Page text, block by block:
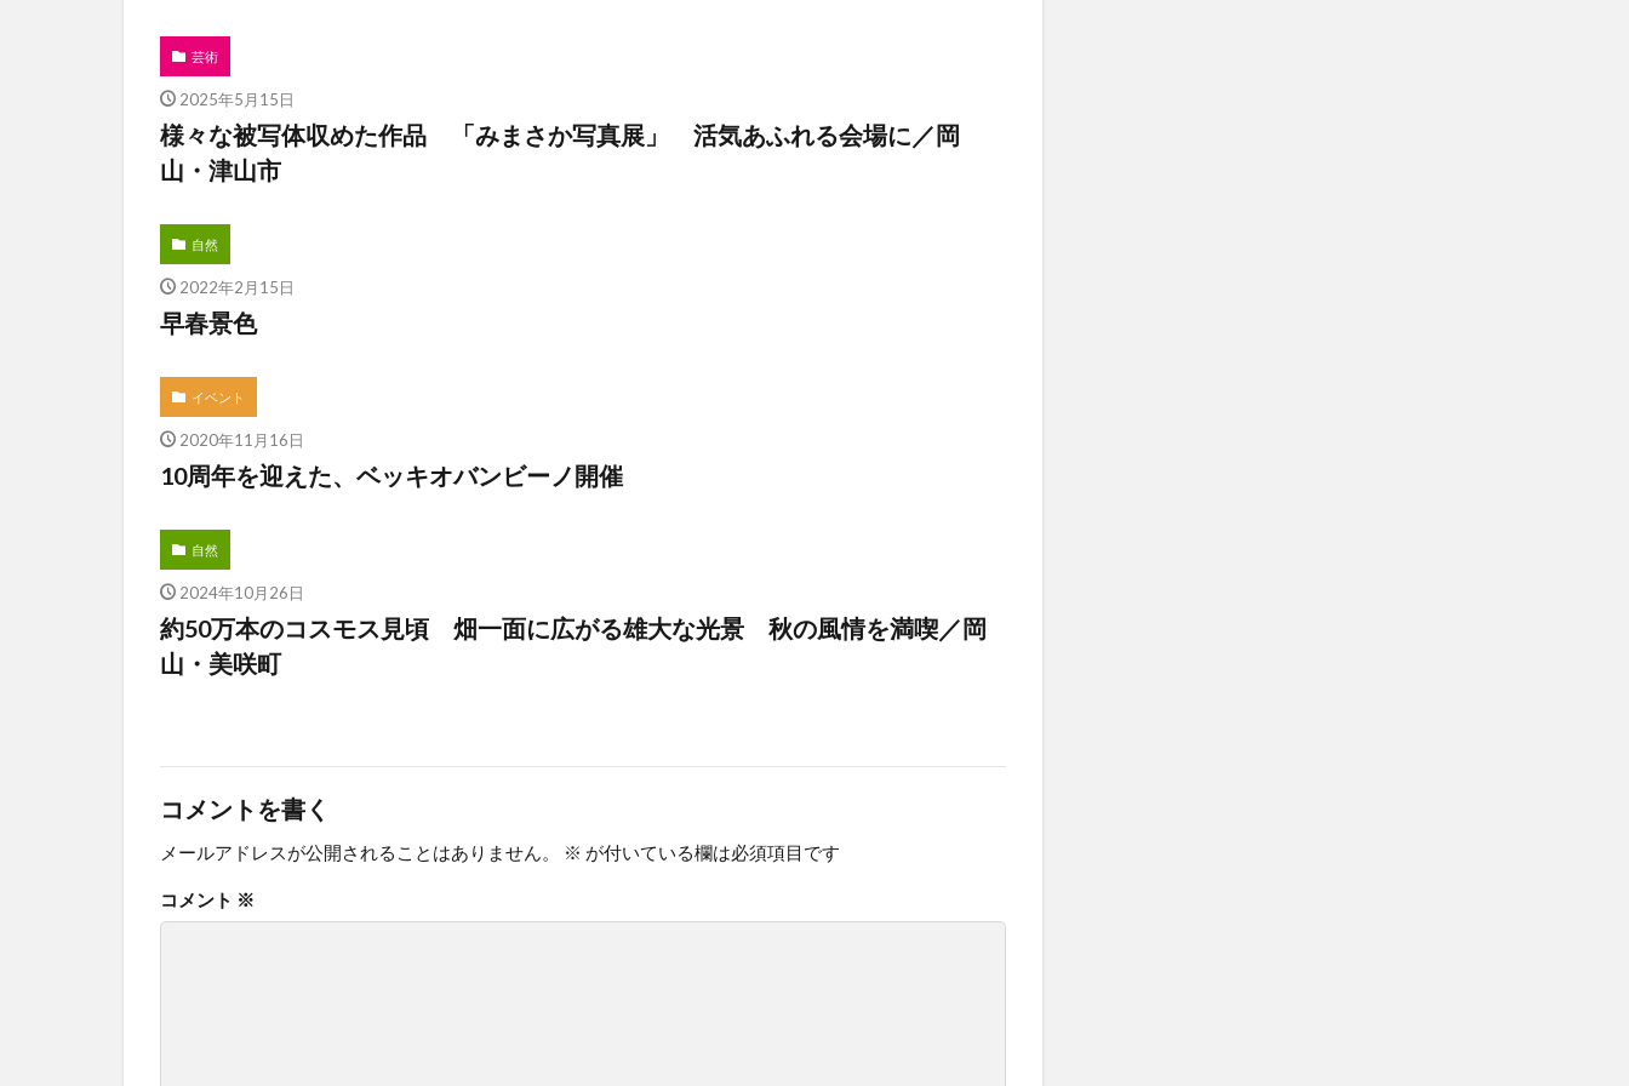
芸術
2025年5月15日
様々な被写体収めた作品 「みまさか写真展」 活気あふれる会場に／岡
山・津山市
自然
2022年2月15日
早春景色
イベント
2020年11月16日
10周年を迎えた、ベッキオバンビーノ開催
自然
2024年10月26日
約50万本のコスモス見頃 畑一面に広がる雄大な光景 秋の風情を満喫／岡
山・美咲町
コメントを書く
メールアドレスが公開されることはありません。 ※ が付いている欄は必須項目です
コメント ※